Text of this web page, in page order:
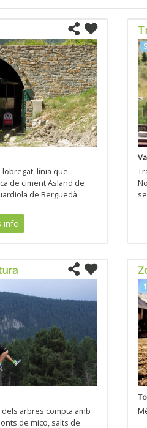
línia que
de ciment Asland de
de Berguedà.
info
arbres compta amb
de mico, salts de